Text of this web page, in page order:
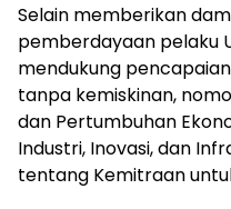
Selain memberikan
pemberdayaan pelaku
mendukung pencapaian
tanpa kemiskinan,
dan Pertumbuhan
Industri, Inovasi, dan
tentang Kemitraan